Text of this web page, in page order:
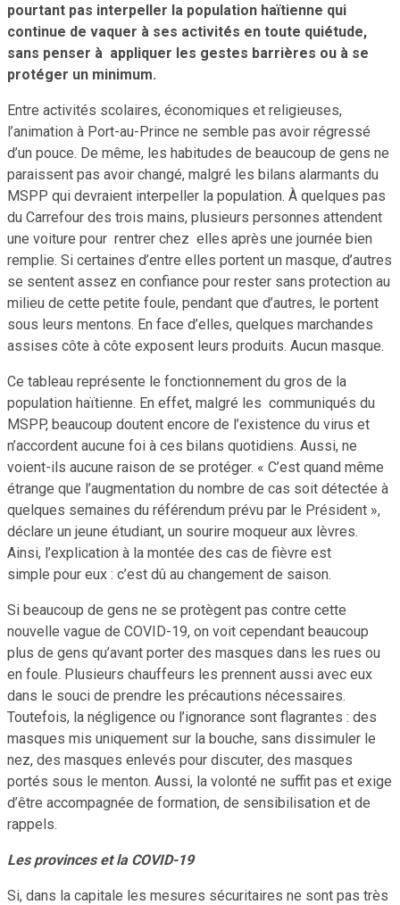
pourtant pas interpeller la population haïtienne qui
continue de vaquer à ses activités en toute quiétude,
sans penser à appliquer les gestes barrières ou à se
protéger un minimum.
Entre activités scolaires, économiques et religieuses,
l’animation à Port-au-Prince ne semble pas avoir régressé
d’un pouce. De même, les habitudes de beaucoup de gens ne
paraissent pas avoir changé, malgré les bilans alarmants du
MSPP qui devraient interpeller la population. À quelques pas
du Carrefour des trois mains, plusieurs personnes attendent
une voiture pour rentrer chez elles après une journée bien
remplie. Si certaines d’entre elles portent un masque, d’autres
se sentent assez en confiance pour rester sans protection au
milieu de cette petite foule, pendant que d’autres, le portent
sous leurs mentons. En face d’elles, quelques marchandes
assises côte à côte exposent leurs produits. Aucun masque.
Ce tableau représente le fonctionnement du gros de la
population haïtienne. En effet, malgré les communiqués du
MSPP, beaucoup doutent encore de l’existence du virus et
n’accordent aucune foi à ces bilans quotidiens. Aussi, ne
voient-ils aucune raison de se protéger. « C’est quand même
étrange que l’augmentation du nombre de cas soit détectée à
quelques semaines du référendum prévu par le Président »,
déclare un jeune étudiant, un sourire moqueur aux lèvres.
Ainsi, l’explication à la montée des cas de fièvre est
simple pour eux : c’est dû au changement de saison.
Si beaucoup de gens ne se protègent pas contre cette
nouvelle vague de COVID-19, on voit cependant beaucoup
plus de gens qu’avant porter des masques dans les rues ou
en foule. Plusieurs chauffeurs les prennent aussi avec eux
dans le souci de prendre les précautions nécessaires.
Toutefois, la négligence ou l’ignorance sont flagrantes : des
masques mis uniquement sur la bouche, sans dissimuler le
nez, des masques enlevés pour discuter, des masques
portés sous le menton. Aussi, la volonté ne suffit pas et exige
d’être accompagnée de formation, de sensibilisation et de
rappels.
Les provinces et la COVID-19
Si, dans la capitale les mesures sécuritaires ne sont pas très